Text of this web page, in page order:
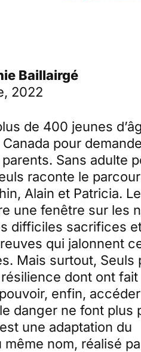
Baillairgé
2022
de 400 jeunes
pour
Sans adulte
raconte le
Alain et Patricia.
une fenêtre sur les
difficiles sacrifices
qui jalonnent
Mais surtout, Seuls
dont ont
enfin,
danger ne font plus
une adaptation du
nom, réalisé